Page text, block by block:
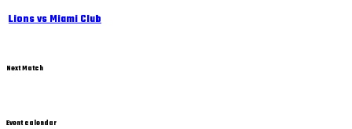
Lions vs Miami Club
Next Match
Event calendar